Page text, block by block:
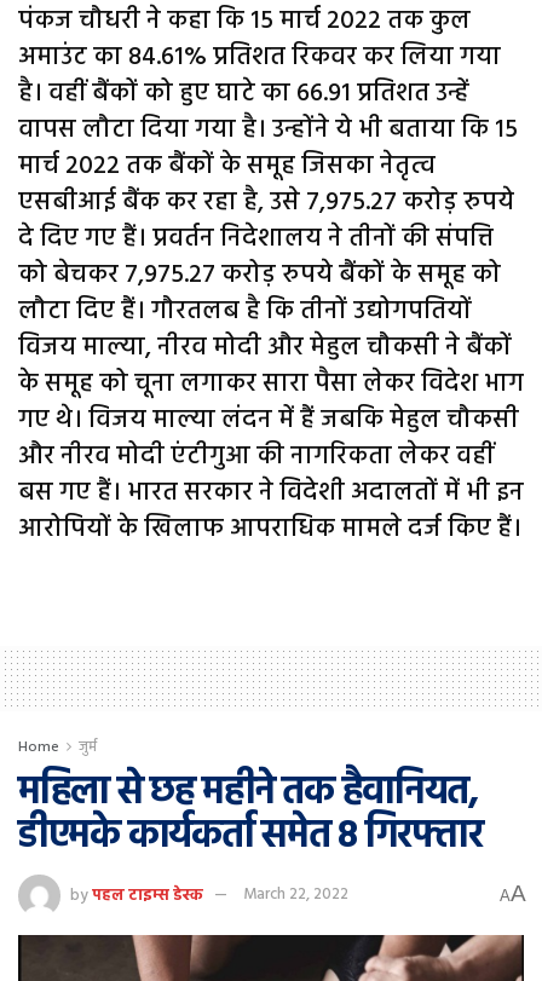
पंकज चौधरी ने कहा कि 15 मार्च 2022 तक कुल
अमाउंट का 84.61% प्रतिशत रिकवर कर लिया गया
है। वहीं बैंकों को हुए घाटे का 66.91 प्रतिशत उन्हें
वापस लौटा दिया गया है। उन्होंने ये भी बताया कि 15
मार्च 2022 तक बैंकों के समूह जिसका नेतृत्व
एसबीआई बैंक कर रहा है, उसे 7,975.27 करोड़ रुपये
दे दिए गए हैं। प्रवर्तन निदेशालय ने तीनों की संपत्ति
को बेचकर 7,975.27 करोड़ रुपये बैंकों के समूह को
लौटा दिए हैं। गौरतलब है कि तीनों उद्योगपतियों
विजय माल्या, नीरव मोदी और मेहुल चौकसी ने बैंकों
के समूह को चूना लगाकर सारा पैसा लेकर विदेश भाग
गए थे। विजय माल्या लंदन में हैं जबकि मेहुल चौकसी
और नीरव मोदी एंटीगुआ की नागरिकता लेकर वहीं
बस गए हैं। भारत सरकार ने विदेशी अदालतों में भी इन
आरोपियों के खिलाफ आपराधिक मामले दर्ज किए हैं।
Home जुर्म
महिला से छह महीने तक हैवानियत,
डीएमके कार्यकर्ता समेत 8 गिरफ्तार
byपहल टाइम्स डेस्क March 22, 2022 AA